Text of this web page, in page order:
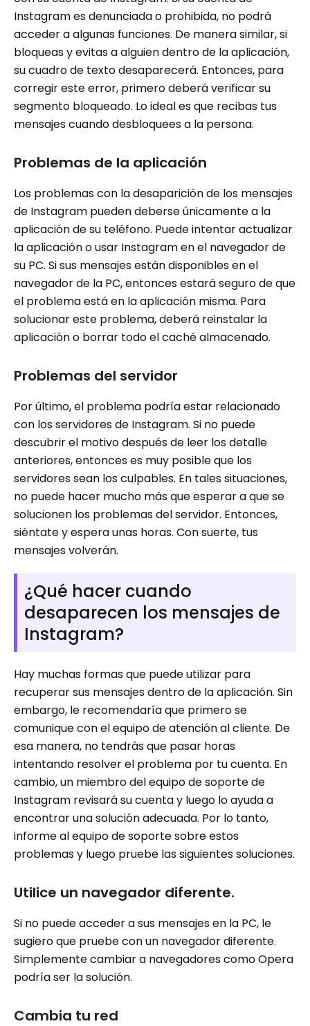
Instagram es denunciada o prohibida, no podrá
acceder a algunas funciones. De manera similar, si
bloqueas y evitas a alguien dentro de la aplicación,
su cuadro de texto desaparecerá. Entonces, para
corregir este error, primero deberá verificar su
segmento bloqueado. Lo ideal es que recibas tus
mensajes cuando desbloquees a la persona.
Problemas de la aplicación
Los problemas con la desaparición de los mensajes
de Instagram pueden deberse únicamente a la
aplicación de su teléfono. Puede intentar actualizar
la aplicación o usar Instagram en el navegador de
su PC. Si sus mensajes están disponibles en el
navegador de la PC, entonces estará seguro de que
el problema está en la aplicación misma. Para
solucionar este problema, deberá reinstalar la
aplicación o borrar todo el caché almacenado.
Problemas del servidor
Por último, el problema podría estar relacionado
con los servidores de Instagram. Si no puede
descubrir el motivo después de leer los detalle
anteriores, entonces es muy posible que los
servidores sean los culpables. En tales situaciones,
no puede hacer mucho más que esperar a que se
solucionen los problemas del servidor. Entonces,
siéntate y espera unas horas. Con suerte, tus
mensajes volverán.
¿Qué hacer cuando
desaparecen los mensajes de
Instagram?
Hay muchas formas que puede utilizar para
recuperar sus mensajes dentro de la aplicación. Sin
embargo, le recomendaría que primero se
comunique con el equipo de atención al cliente. De
esa manera, no tendrás que pasar horas
intentando resolver el problema por tu cuenta. En
cambio, un miembro del equipo de soporte de
Instagram revisará su cuenta y luego lo ayuda a
encontrar una solución adecuada. Por lo tanto,
informe al equipo de soporte sobre estos
problemas y luego pruebe las siguientes soluciones.
Utilice un navegador diferente.
Si no puede acceder a sus mensajes en la PC, le
sugiero que pruebe con un navegador diferente.
Simplemente cambiar a navegadores como Opera
podría ser la solución.
Cambia tu red